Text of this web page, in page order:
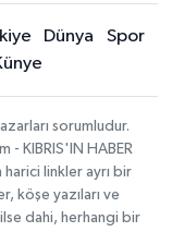
Dünya
Spor
sorumludur.
- KIBRIS'IN HABER
linkler ayrı bir
köşe yazıları ve
dahi, herhangi bir